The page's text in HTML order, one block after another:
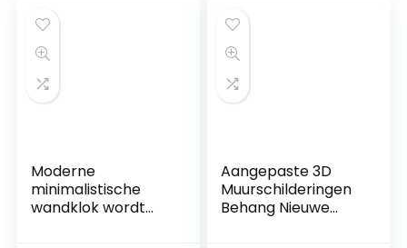
Moderne
minimalistische
wandklok wordt
Aangepaste 3D
Muurschilderingen
Behang Nieuwe